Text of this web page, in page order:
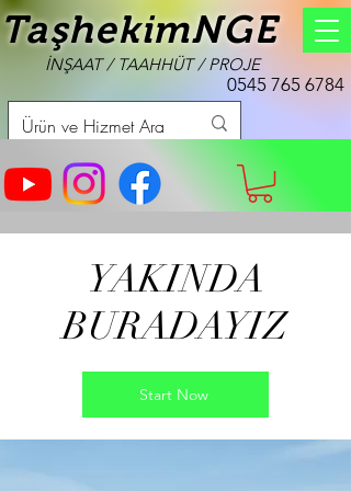
TaşhekimNGE
İNŞAAT / TAAHHÜT / PROJE
0545 765 6784
YAKINDA
BURADAYIZ
Start Now